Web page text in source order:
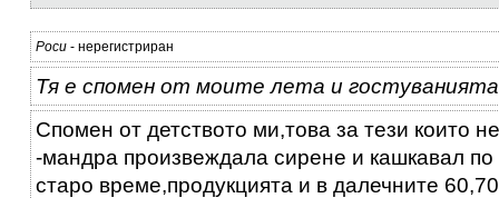
Роси - нерегистриран
Тя е спомен от моите лета и
Спомен от детството ми,това за тези които
-мандра произвеждала сирене и кашкавал по
старо време,продукцията и в далечните